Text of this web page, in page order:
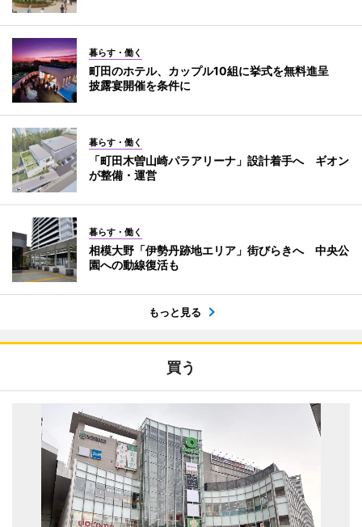
暮らす・働く
町田のホテル、カップル10組に挙式を無料進呈
披露宴開催を条件に
暮らす・働く
「町田木曽山崎パラアリーナ」設計着手へ ギオン
が整備・運営
暮らす・働く
相模大野「伊勢丹跡地エリア」街びらきへ 中央公
園への動線復活も
もっと見る
買う